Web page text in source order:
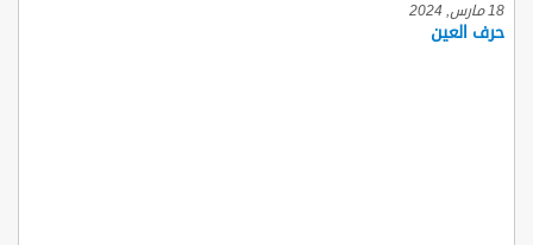
18 مارس, 2024
حرف العين